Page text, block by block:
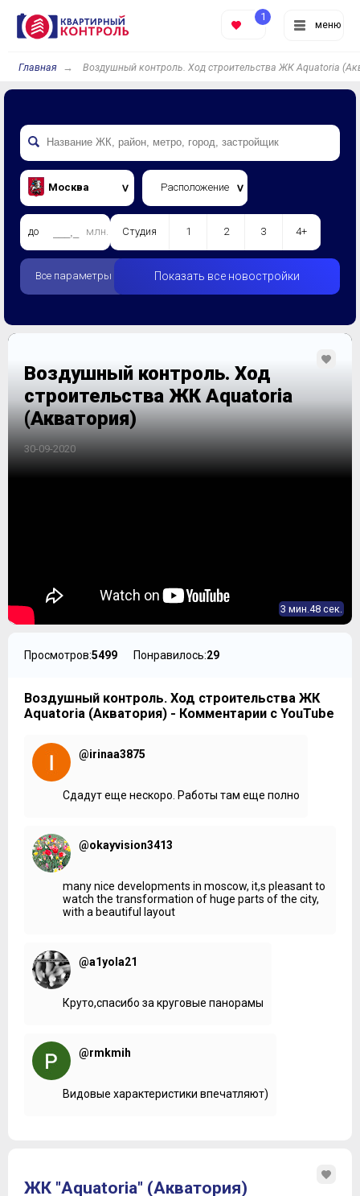
меню
1
Главная Воздушный контроль. Ход строительства ЖК Aquatoria
Москва Расположение
до млн. Студия 1 2 3 4+
Все параметры Показать все новостройки
Воздушный контроль. Ход
строительства ЖК Aquatoria
(Акватория)
30-09-2020
3 мин.48 сек.
Просмотров:5499 Понравилось:29
Воздушный контроль. Ход строительства ЖК
Aquatoria (Акватория) - Комментарии с YouTube
@irinaa3875
Сдадут еще нескоро. Работы там еще полно
@okayvision3413
many nice developments in moscow, it,s pleasant to
watch the transformation of huge parts of the city,
with a beautiful layout
@a1yola21
Круто,спасибо за круговые панорамы
@rmkmih
Видовые характеристики впечатляют)
ЖК "Aquatoria" (Акватория)